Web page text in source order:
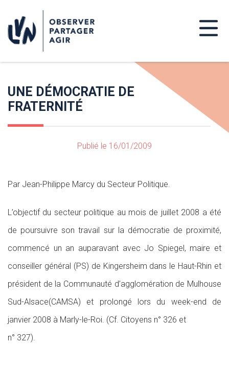
UNE DÉMOCRATIE DE
FRATERNITÉ
Publié le 16/01/2009
Par Jean-Philippe Marcy du Secteur Politique.
L’objectif du secteur politique au mois de juillet 2008 a été
de poursuivre son travail sur la démocratie de proximité,
commencé un an auparavant avec Jo Spiegel, maire et
conseiller général (PS) de Kingersheim dans le Haut-Rhin et
président de la Communauté d’agglomération de Mulhouse
Sud-Alsace(CAMSA) et prolongé lors du week-end de
janvier 2008 à Marly-le-Roi. (Cf. Citoyens n° 326 et
n° 327).